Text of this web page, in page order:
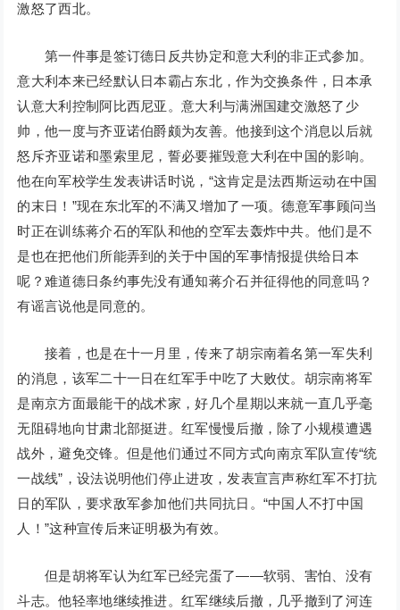
激怒了西北。
第一件事是签订德日反共协定和意大利的非正式参加。
意大利本来已经默认日本霸占东北，作为交换条件，日本承
认意大利控制阿比西尼亚。意大利与满洲国建交激怒了少
帅，他一度与齐亚诺伯爵颇为友善。他接到这个消息以后就
怒斥齐亚诺和墨索里尼，誓必要摧毁意大利在中国的影响。
他在向军校学生发表讲话时说，“这肯定是法西斯运动在中国
的末日！”现在东北军的不满又增加了一项。德意军事顾问当
时正在训练蒋介石的军队和他的空军去轰炸中共。他们是不
是也在把他们所能弄到的关于中国的军事情报提供给日本
呢？难道德日条约事先没有通知蒋介石并征得他的同意吗？
有谣言说他是同意的。
接着，也是在十一月里，传来了胡宗南着名第一军失利
的消息，该军二十一日在红军手中吃了大败仗。胡宗南将军
是南京方面最能干的战术家，好几个星期以来就一直几乎毫
无阻碍地向甘肃北部挺进。红军慢慢后撤，除了小规模遭遇
战外，避免交锋。但是他们通过不同方式向南京军队宣传“统
一战线”，设法说明他们停止进攻，发表宣言声称红军不打抗
日的军队，要求敌军参加他们共同抗日。“中国人不打中国
人！”这种宣传后来证明极为有效。
但是胡将军认为红军已经完蛋了——软弱、害怕、没有
斗志。他轻率地继续推进。红军继续后撤，几乎撤到了河连